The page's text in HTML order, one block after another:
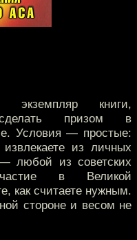
экземпляр книги,
призом в
Условия — простые:
из личных
любой из советских
в Великой
как считаете нужным.
стороне и весом не